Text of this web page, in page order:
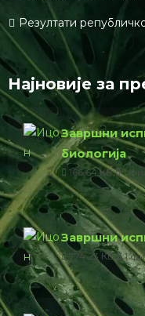
Резултати
Најновије за
Завршни
биологија
166.64 КБ 1
Завршни
774.23 КБ 1